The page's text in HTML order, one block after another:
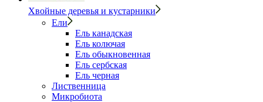
Хвойные деревья и кустарники
Ели
Ель канадская
Ель колючая
Ель обыкновенная
Ель сербская
Ель черная
Лиственница
Микробиота